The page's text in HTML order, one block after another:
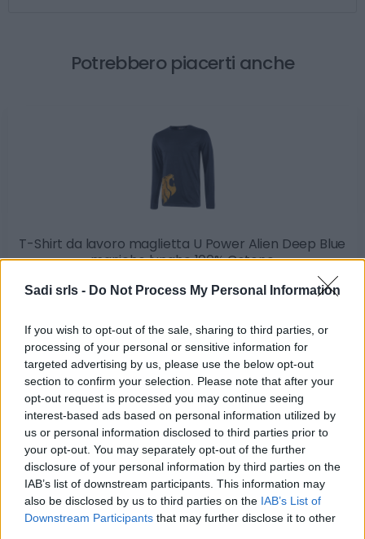
Sadi srls - Do Not Process My Personal Information
If you wish to opt-out of the sale, sharing to third parties, or
processing of your personal or sensitive information for
targeted advertising by us, please use the below opt-out
section to confirm your selection. Please note that after your
opt-out request is processed you may continue seeing
interest-based ads based on personal information utilized by
us or personal information disclosed to third parties prior to
your opt-out. You may separately opt-out of the further
disclosure of your personal information by third parties on the
IAB’s list of downstream participants. This information may
also be disclosed by us to third parties on the IAB’s List of
Downstream Participants that may further disclose it to other
Potrebbero piacerti anche
T-Shirt da lavoro maglietta U Power Alien Deep Blue
maniche lunghe 100% Cotone
15,50 €
Maglietta da lavoro a maniche lunghe U Power Alien
Deep Blue
( 0 recensioni )
Categorie
Abrasivi
I prodotti abrasivi